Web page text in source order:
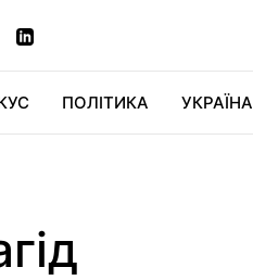
ПОЛІТИКА УКРАЇНА